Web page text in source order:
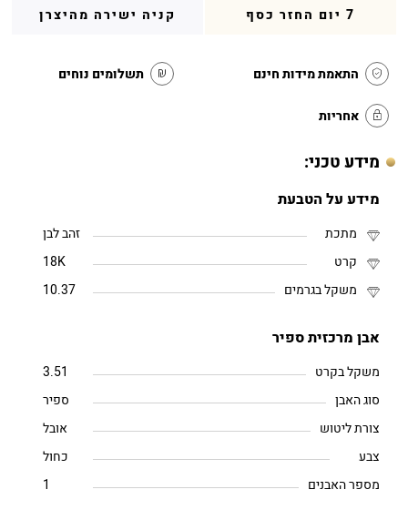
7 יום החזר כסף קניה ישירה מהיצרן
התאמת מידות חינם תשלומים נוחים
אחריות
מידע טכני:
מידע על הטבעת
מתכת
זהב לבן
קרט
18K
משקל בגרמים
10.37
אבן מרכזית ספיר
משקל בקרט
3.51
סוג האבן
ספיר
צורת ליטוש
אובל
צבע
כחול
מספר האבנים
1